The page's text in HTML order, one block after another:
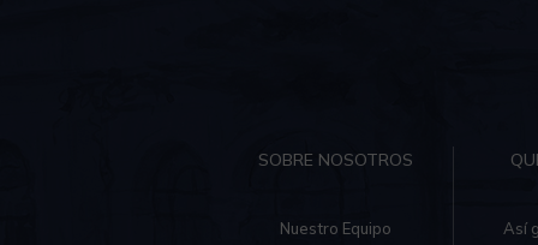
SOBRE NOSOTROS
Nuestro Equipo
Así